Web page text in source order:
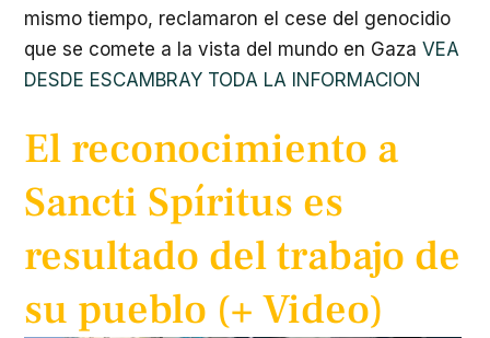
mismo tiempo, reclamaron el cese del genocidio
que se comete a la vista del mundo en Gaza VEA
DESDE ESCAMBRAY TODA LA INFORMACION
El reconocimiento a
Sancti Spíritus es
resultado del trabajo de
su pueblo (+ Video)